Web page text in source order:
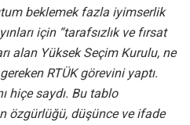
beklemek fazla iyimserlik
için “tarafsızlık ve fırsat
alan Yüksek Seçim Kurulu, ne
RTÜK görevini yaptı.
hiçe saydı. Bu tablo
özgürlüğü, düşünce ve ifade